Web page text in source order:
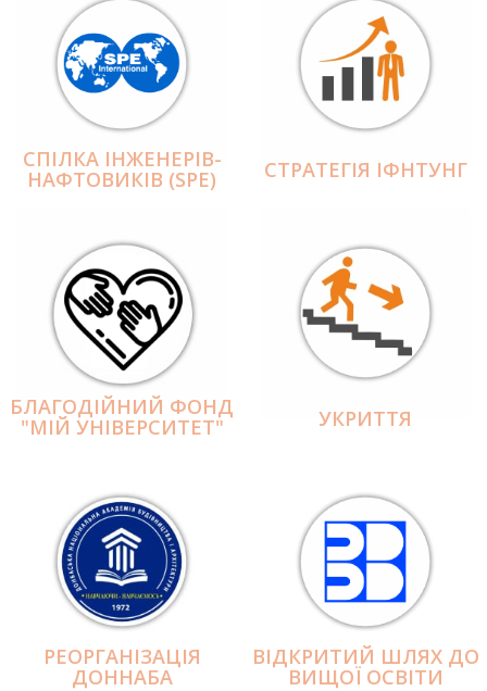
СПІЛКА ІНЖЕНЕРІВ-
НАФТОВИКІВ (SPE) СТРАТЕГІЯ ІФНТУНГ
БЛАГОДІЙНИЙ ФОНД
"МІЙ УНІВЕРСИТЕТ" УКРИТТЯ
РЕОРГАНІЗАЦІЯ
ДОННАБА
ВІДКРИТИЙ ШЛЯХ ДО
ВИЩОЇ ОСВІТИ